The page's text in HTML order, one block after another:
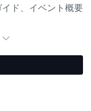
ド、イベント概要